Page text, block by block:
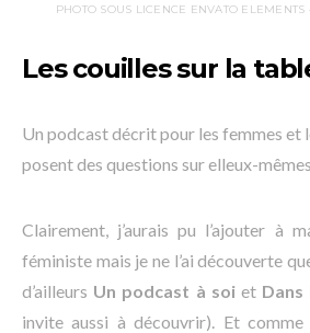
PHOTO SOUS LICENCE ENVATO
Les couilles sur la
Un podcast décrit pour les femmes et
posent des questions sur elleux-mêmes.
Clairement, j’aurais pu l’ajouter à
féministe mais je ne l’ai découverte
d’ailleurs Un podcast à soiet Dans
invite aussi à découvrir). Et comme